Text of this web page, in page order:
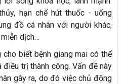
hạn chế hút thuốc - uống
đồ cá nhân với người khác,
dịch…
cho biết bệnh giang mai có thể
trị thành công. Vấn đề này
gây ra, do đó việc chủ động